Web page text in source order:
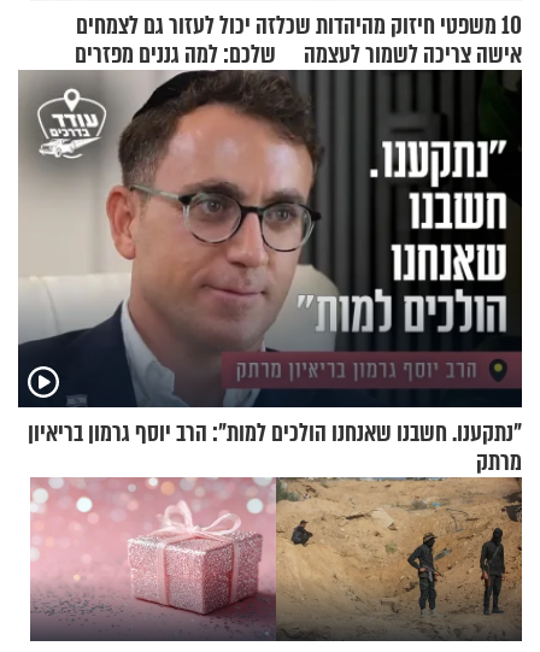
10 משפטי חיזוק מהיהדות שכל
אישה צריכה לשמור לעצמה
זה יכול לעזור גם לצמחים
שלכם: למה גננים מפזרים
קינמון בעציצים?
"נתקענו. חשבנו שאנחנו הולכים למות": הרב יוסף גרמון בריאיון
מרתק